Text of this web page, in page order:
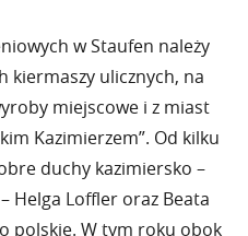
w Staufen należy
kiermaszy ulicznych, na
miejscowe i z miast
Kazimierzem”. Od kilku
duchy kazimiersko –
Helga Loffler oraz Beata
polskie. W tym roku obok